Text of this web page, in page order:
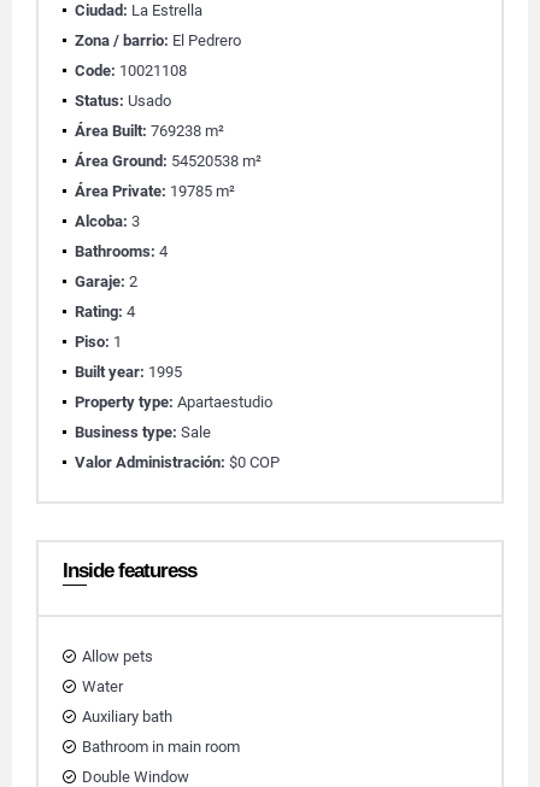
Ciudad: La Estrella
Zona / barrio: El Pedrero
Code: 10021108
Status: Usado
Área Built: 769238 m²
Área Ground: 54520538 m²
Área Private: 19785 m²
Alcoba: 3
Bathrooms: 4
Garaje: 2
Rating: 4
Piso: 1
Built year: 1995
Property type: Apartaestudio
Business type: Sale
Valor Administración: $0 COP
Inside featuress
Allow pets
Water
Auxiliary bath
Bathroom in main room
Double Window